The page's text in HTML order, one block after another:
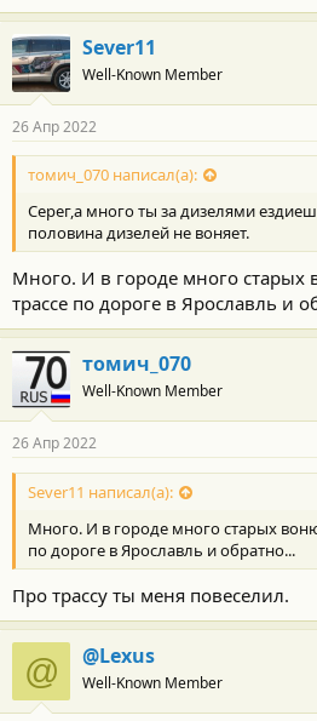
Sever11
Well-Known Member
26 Апр 2022
томич_070 написал(а):
Серег,а много ты за дизелями
половина дизелей не воняет.
Много. И в городе много
трассе по дороге в Ярославль и
томич_070
Well-Known Member
26 Апр 2022
Sever11 написал(а):
Много. И в городе много старых
по дороге в Ярославль и обратно...
Про трассу ты меня повеселил.
@ @Lexus
Well-Known Member